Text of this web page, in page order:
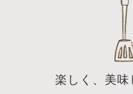
楽しく、美味